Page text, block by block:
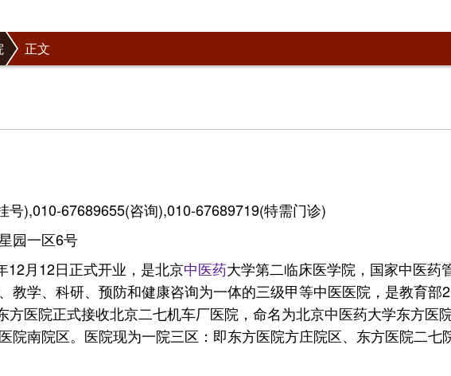
正文
号),010-67689655(咨询),010-67689719(特需门诊)
园一区6号
12月12日正式开业，是北京中医药大学第二临床医学院，国家中医药
教学、科研、预防和健康咨询为一体的三级甲等中医医院，是教育
方医院正式接收北京二七机车厂医院，命名为北京中医药大学东方
院南院区。医院现为一院三区：即东方医院方庄院区、东方医院二